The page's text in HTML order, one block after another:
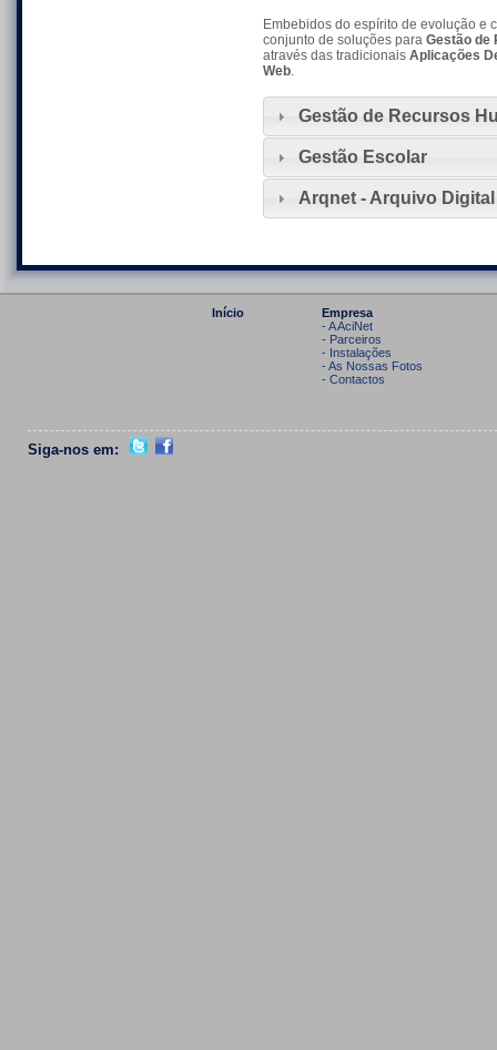
Embebidos do espírito de evolução e
conjunto de soluções para Gestão de
através das tradicionais Aplicações
Web.
Gestão de Recursos
Gestão Escolar
Arqnet - Arquivo Digital
Início
Empresa
- A AciNet
- Parceiros
- Instalações
- As Nossas Fotos
- Contactos
Siga-nos em: